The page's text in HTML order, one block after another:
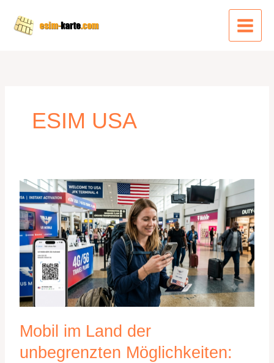
Inhalt
ESIM USA
Mobil im Land der
unbegrenzten Möglichkeiten: